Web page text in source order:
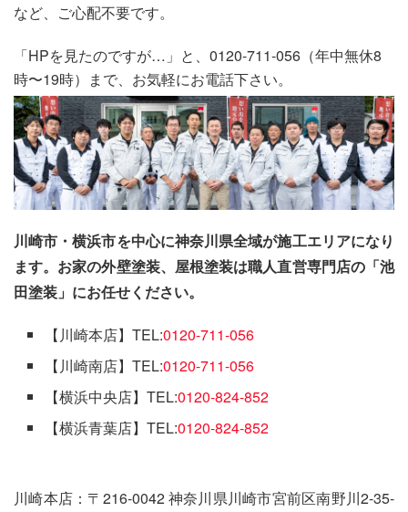
など、ご心配不要です。
「HPを見たのですが…」と、0120-711-056（年中無休8
時〜19時）まで、お気軽にお電話下さい。
川崎市・横浜市を中心に神奈川県全域が施工エリアになり
ます。お家の外壁塗装、屋根塗装は職人直営専門店の「池
田塗装」にお任せください。
【川崎本店】TEL:0120-711-056
【川崎南店】TEL:0120-711-056
【横浜中央店】TEL:0120-824-852
【横浜青葉店】TEL:0120-824-852
川崎本店：〒216-0042 神奈川県川崎市宮前区南野川2-35-